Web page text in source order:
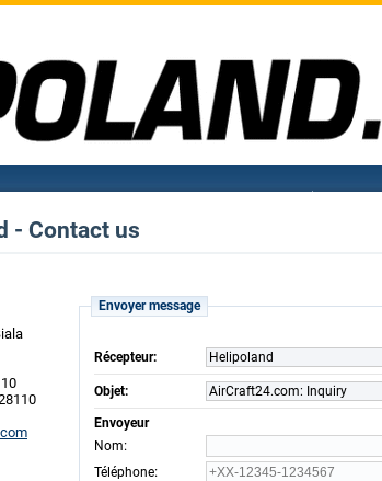
- Contact us
Envoyer message
Récepteur: Helipoland
Objet: AirCraft24.com: Inquiry
Envoyeur
Nom:
Téléphone: